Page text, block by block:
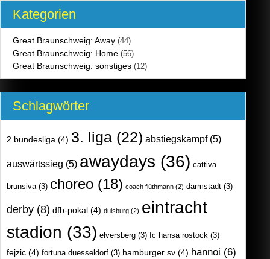
Kategorien
Great Braunschweig: Away (44)
Great Braunschweig: Home (56)
Great Braunschweig: sonstiges (12)
Schlagwörter
2.bundesliga (4) 3. liga (22) abstiegskampf(5)
auswärtssieg (5) awaydays (36) cattiva
brunsiva (3) choreo (18) coach flüthmann (2) darmstadt (3)
derby (8) dfb-pokal (4) duisburg (2) eintracht
stadion (33) elversberg (3) fc hansa rostock (3)
fejzic (4) fortuna duesseldorf (3) hamburger sv (4) hannoi (6)